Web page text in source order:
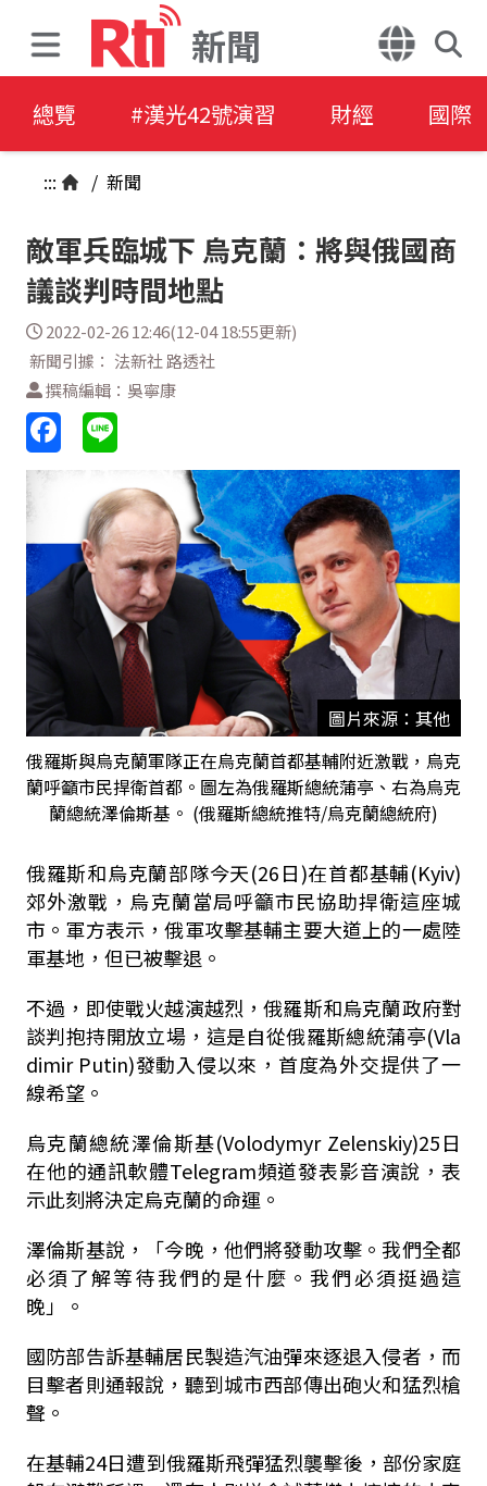
新聞
總覽 #漢光42號演習 財經 國際
::: / 新聞
敵軍兵臨城下 烏克蘭：將與俄國商
議談判時間地點
2022-02-26 12:46(12-04 18:55更新)
新聞引據： 法新社 路透社
撰稿編輯：吳寧康
圖片來源：其他
俄羅斯與烏克蘭軍隊正在烏克蘭首都基輔附近激戰，烏克
蘭呼籲市民捍衛首都。圖左為俄羅斯總統蒲亭、右為烏克
蘭總統澤倫斯基。 (俄羅斯總統推特/烏克蘭總統府)
俄羅斯和烏克蘭部隊今天(26日)在首都基輔(Kyiv)
郊外激戰，烏克蘭當局呼籲市民協助捍衛這座城
市。軍方表示，俄軍攻擊基輔主要大道上的一處陸
軍基地，但已被擊退。
不過，即使戰火越演越烈，俄羅斯和烏克蘭政府對
談判抱持開放立場，這是自從俄羅斯總統蒲亭(Vla
dimir Putin)發動入侵以來，首度為外交提供了一
線希望。
烏克蘭總統澤倫斯基(Volodymyr Zelenskiy)25日
在他的通訊軟體Telegram頻道發表影音演說，表
示此刻將決定烏克蘭的命運。
澤倫斯基說，「今晚，他們將發動攻擊。我們全都
必須了解等待我們的是什麼。我們必須挺過這
晚」。
國防部告訴基輔居民製造汽油彈來逐退入侵者，而
目擊者則通報說，聽到城市西部傳出砲火和猛烈槍
聲。
在基輔24日遭到俄羅斯飛彈猛烈襲擊後，部份家庭